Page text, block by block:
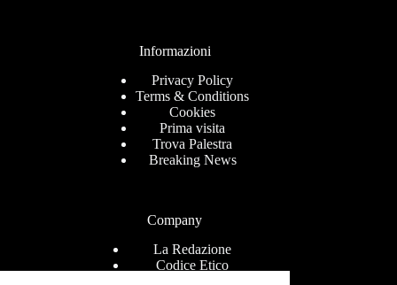
Informazioni
Privacy Policy
Terms & Conditions
Cookies
Prima visita
Trova Palestra
Breaking News
Company
La Redazione
Codice Etico